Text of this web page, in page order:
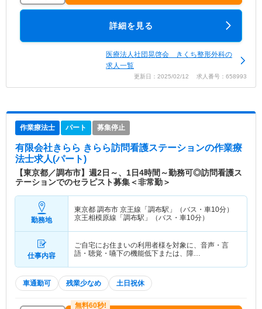
詳細を見る
医療法人社団晃啓会 きくち整形外科の
求人一覧
更新日：2025/02/12 求人番号：658993
作業療法士 パート 募集停止
有限会社きらら きらら訪問看護ステーションの作業療
法士求人(パート)
【東京都／調布市】週2日～、1日4時間～勤務可◎訪問看護ス
テーションでのセラピスト募集＜非常勤＞
勤務地
東京都 調布市 京王線「調布駅」（バス・車10分）
京王相模原線「調布駅」（バス・車10分）
仕事内容
ご自宅にお住まいの利用者様を対象に、音声・言
語・聴覚・嚥下の機能低下または、障…
車通勤可 残業少なめ 土日祝休